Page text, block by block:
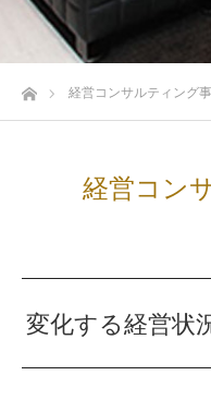
ホーム経営コンサルティング
経営コン
変化する経営状